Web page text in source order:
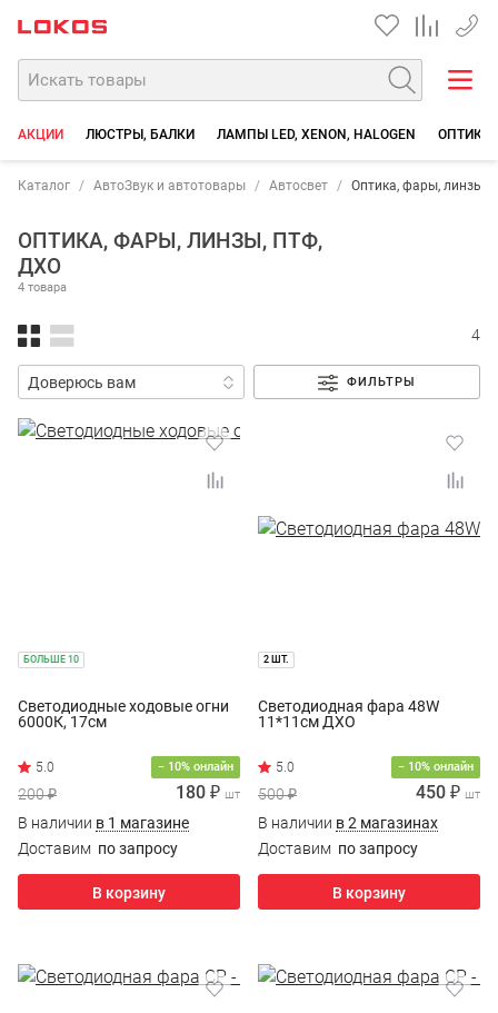
+7
АКЦИИ ЛЮСТРЫ, БАЛКИ ЛАМПЫ LED, XENON, HALOGEN
Каталог АвтоЗвук и автотовары Автосвет Оптика, фары, линзы,
ОПТИКА, ФАРЫ, ЛИНЗЫ, ПТФ,
ДХО
4 товара
4
ФИЛЬТРЫ
БОЛЬШЕ 10
Светодиодные ходовые огни
6000К, 17см
− 10% онлайн
200 ₽ 180 ₽ шт
В наличии в 1 магазине
Доставим по запросу
В корзину
2 ШТ.
Светодиодная фара 48W
11*11см ДХО
− 10% онлайн
500 ₽ 450 ₽ шт
В наличии в 2 магазинах
Доставим по запросу
В корзину